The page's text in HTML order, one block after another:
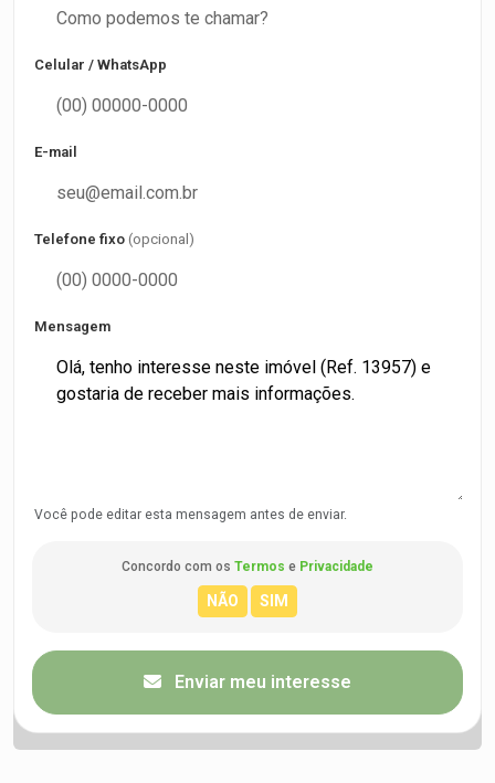
Celular / WhatsApp
E-mail
Telefone fixo (opcional)
Mensagem
Você pode editar esta mensagem antes de enviar.
Concordo com os Termos e Privacidade
Enviar meu interesse